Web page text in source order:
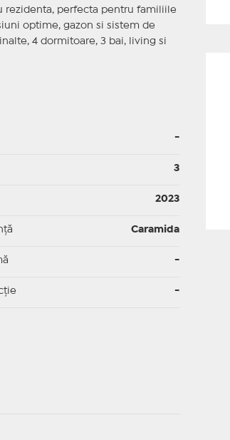
rezidenta, perfecta pentru familiile
optime, gazon si sistem de
4 dormitoare, 3 bai, living si
-
3
2023
Caramida
-
-